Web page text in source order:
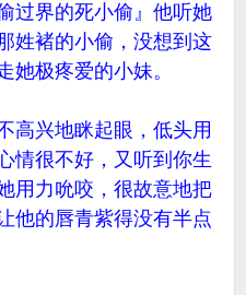
过界的死小偷』他听她
姓褚的小偷，没想到这
她极疼爱的小妹。
兴地眯起眼，低头用
情很不好，又听到你生
用力吮咬，很故意地把
他的唇青紫得没有半点